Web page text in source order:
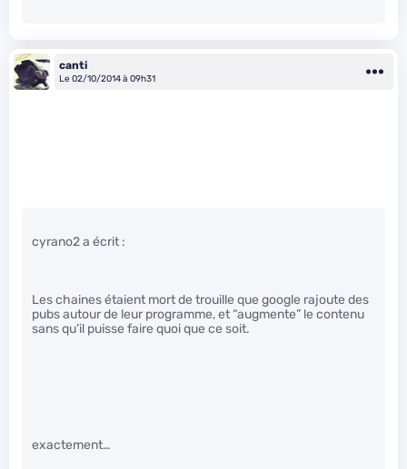
canti
Le 02/10/2014 à 09h31
cyrano2 a écrit :
Les chaines étaient mort de trouille que google rajoute des
pubs autour de leur programme, et “augmente” le contenu
sans qu’il puisse faire quoi que ce soit.
exactement…